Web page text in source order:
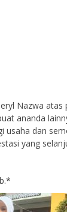
Nazwa atas
ananda
usaha dan
yang